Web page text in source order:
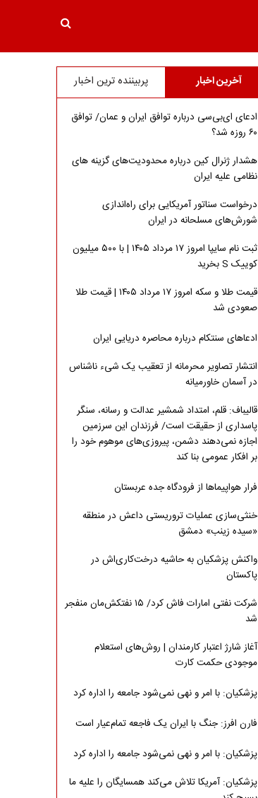
آخرین اخبار پربیننده ترین اخبار
ادعای ای‌بی‌سی درباره توافق ایران و عمان/ توافق
۶۰ روزه شد؟
هشدار ژنرال کین درباره محدودیت‌های گزینه های
نظامی علیه ایران
درخواست سناتور آمریکایی برای راه‌اندازی
شورش‌های مسلحانه در ایران
ثبت نام سایپا امروز ۱۷ مرداد ۱۴۰۵ | با ۵۰۰ میلیون
کوییک S بخرید
قیمت طلا و سکه امروز ۱۷ مرداد ۱۴۰۵ | قیمت طلا
صعودی شد
ادعاهای سنتکام درباره محاصره دریایی ایران
انتشار تصاویر محرمانه از تعقیب یک شیء ناشناس
در آسمان خاورمیانه
قالیباف: قلم، امتداد شمشیر عدالت و رسانه، سنگر
پاسداری از حقیقت است/ فرزندان این سرزمین
اجازه نمی‌دهند دشمن، پیروزی‌های موهوم خود را
بر افکار عمومی بنا کند
فرار هواپیماها از فرودگاه جده عربستان
خنثی‌سازی عملیات تروریستی داعش در منطقه
«سیده زینب» دمشق
واکنش پزشکیان به حاشیه درخت‌کاری‌اش در
پاکستان
شرکت نفتی امارات فاش کرد/ ۱۵ نفتکش‌مان منفجر
شد
آغاز شارژ اعتبار کارمندان | روش‌های استعلام
موجودی حکمت کارت
پزشکیان: با امر و نهی نمی‌شود جامعه را اداره کرد
فارن افرز: جنگ با ایران یک فاجعه تمام‌عیار است
پزشکیان: با امر و نهی نمی‌شود جامعه را اداره کرد
پزشکیان: آمریکا تلاش می‌کند همسایگان را علیه ما